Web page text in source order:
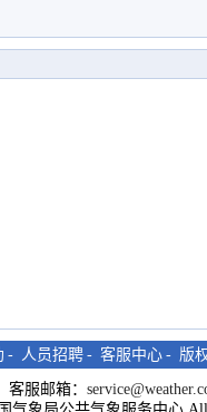
- 人员招聘 - 客服中心 - 版
客服邮箱：